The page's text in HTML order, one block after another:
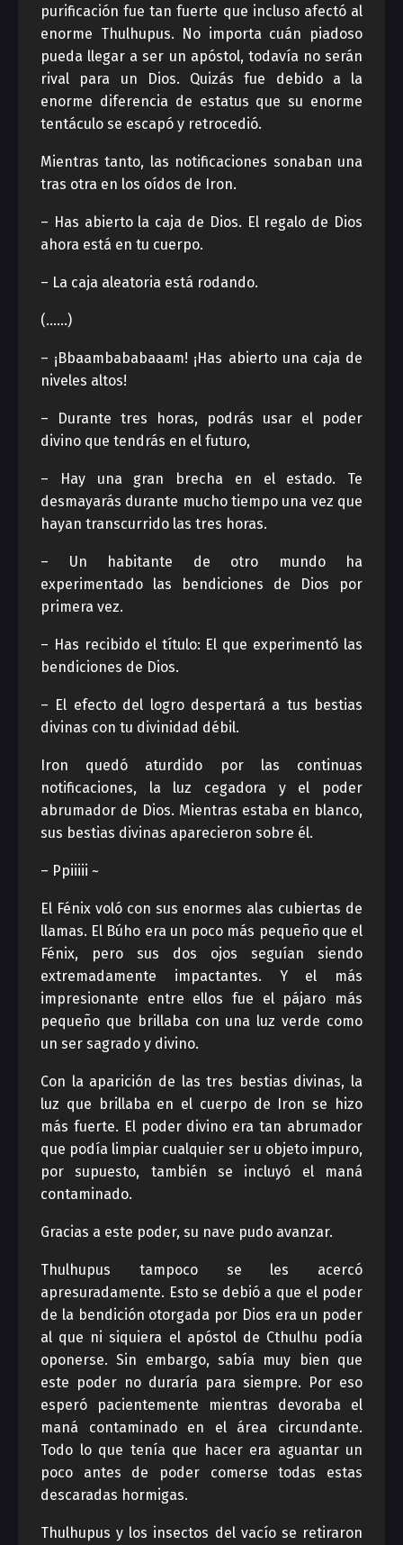
purificación fue tan fuerte que incluso afectó al
enorme Thulhupus. No importa cuán piadoso
pueda llegar a ser un apóstol, todavía no serán
rival para un Dios. Quizás fue debido a la
enorme diferencia de estatus que su enorme
tentáculo se escapó y retrocedió.
Mientras tanto, las notificaciones sonaban una
tras otra en los oídos de Iron.
– Has abierto la caja de Dios. El regalo de Dios
ahora está en tu cuerpo.
– La caja aleatoria está rodando.
(……)
– ¡Bbaambababaaam! ¡Has abierto una caja de
niveles altos!
– Durante tres horas, podrás usar el poder
divino que tendrás en el futuro,
– Hay una gran brecha en el estado. Te
desmayarás durante mucho tiempo una vez que
hayan transcurrido las tres horas.
– Un habitante de otro mundo ha
experimentado las bendiciones de Dios por
primera vez.
– Has recibido el título: El que experimentó las
bendiciones de Dios.
– El efecto del logro despertará a tus bestias
divinas con tu divinidad débil.
Iron quedó aturdido por las continuas
notificaciones, la luz cegadora y el poder
abrumador de Dios. Mientras estaba en blanco,
sus bestias divinas aparecieron sobre él.
– Ppiiiii ~
El Fénix voló con sus enormes alas cubiertas de
llamas. El Búho era un poco más pequeño que el
Fénix, pero sus dos ojos seguían siendo
extremadamente impactantes. Y el más
impresionante entre ellos fue el pájaro más
pequeño que brillaba con una luz verde como
un ser sagrado y divino.
Con la aparición de las tres bestias divinas, la
luz que brillaba en el cuerpo de Iron se hizo
más fuerte. El poder divino era tan abrumador
que podía limpiar cualquier ser u objeto impuro,
por supuesto, también se incluyó el maná
contaminado.
Gracias a este poder, su nave pudo avanzar.
Thulhupus tampoco se les acercó
apresuradamente. Esto se debió a que el poder
de la bendición otorgada por Dios era un poder
al que ni siquiera el apóstol de Cthulhu podía
oponerse. Sin embargo, sabía muy bien que
este poder no duraría para siempre. Por eso
esperó pacientemente mientras devoraba el
maná contaminado en el área circundante.
Todo lo que tenía que hacer era aguantar un
poco antes de poder comerse todas estas
descaradas hormigas.
Thulhupus y los insectos del vacío se retiraron